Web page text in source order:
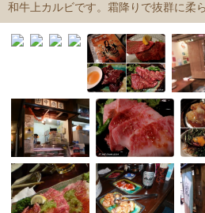
和牛上カルビです。霜降りで抜群に柔